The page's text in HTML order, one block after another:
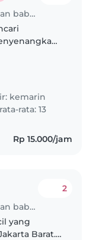
Lowongan pekerjaan babysitting di Jakarta
ceria
memasak
rumah
kemarin
rata: 13
Rp 15.000/jam
Lowongan pekerjaan babysitting di Jakarta
2
yang
Barat.